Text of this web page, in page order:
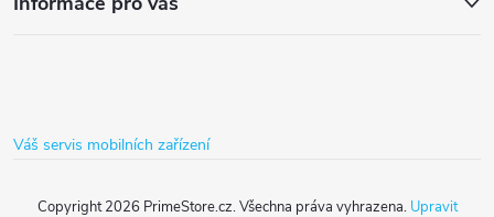
Váš servis mobilních zařízení
Copyright 2026 PrimeStore.cz. Všechna práva vyhrazena. Upravit